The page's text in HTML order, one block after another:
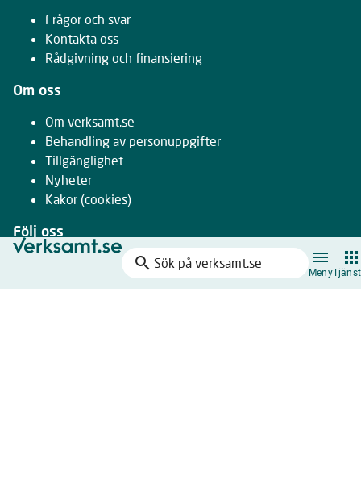
search
Sök
på
Meny
Frågor och svar
Kontakta oss
Rådgivning och finansiering
Om oss
Om verksamt.se
Behandling av personuppgifter
Tillgänglighet
Nyheter
Kakor (cookies)
Följ oss
Facebook